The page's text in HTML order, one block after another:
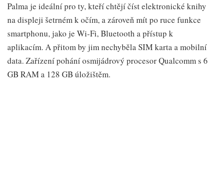
Palma je ideální pro ty, kteří chtějí číst elektronické knihy
na displeji šetrném k očím, a zároveň mít po ruce funkce
smartphonu, jako je Wi-Fi, Bluetooth a přístup k
aplikacím. A přitom by jim nechyběla SIM karta a mobilní
data. Zařízení pohání osmijádrový procesor Qualcomm s 6
GB RAM a 128 GB úložištěm.